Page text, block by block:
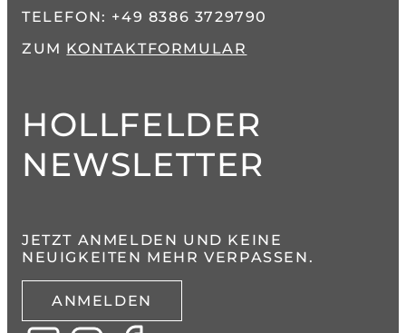
TELEFON: +49 8386 3729790
ZUM KONTAKTFORMULAR
HOLLFELDER
NEWSLETTER
JETZT ANMELDEN UND KEINE
NEUIGKEITEN MEHR VERPASSEN.
ANMELDEN